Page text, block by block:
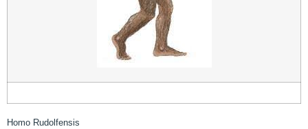
Homo Rudolfensis